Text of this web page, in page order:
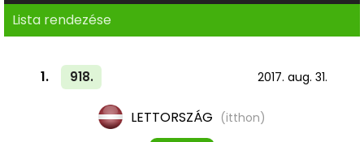
Lista rendezése
1. 918. 2017. aug. 31.
LETTORSZÁG (itthon)